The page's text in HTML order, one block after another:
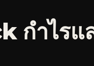
กำไร